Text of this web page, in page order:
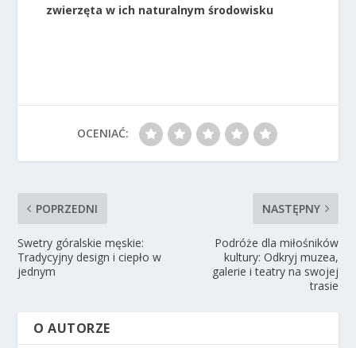
zwierzęta w ich naturalnym środowisku
OCENIAĆ:
POPRZEDNI
Swetry góralskie męskie:
Tradycyjny design i ciepło w
jednym
NASTĘPNY
Podróże dla miłośników
kultury: Odkryj muzea,
galerie i teatry na swojej
trasie
O AUTORZE